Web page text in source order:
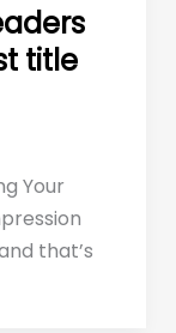
title
Your
that’s